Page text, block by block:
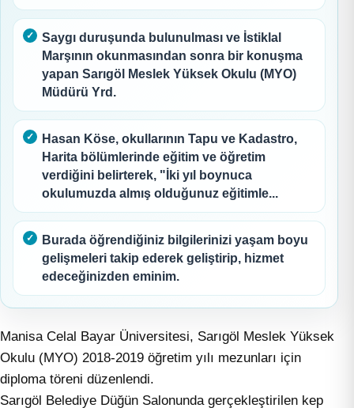
Saygı duruşunda bulunulması ve İstiklal
Marşının okunmasından sonra bir konuşma
yapan Sarıgöl Meslek Yüksek Okulu (MYO)
Müdürü Yrd.
Hasan Köse, okullarının Tapu ve Kadastro,
Harita bölümlerinde eğitim ve öğretim
verdiğini belirterek, "İki yıl boynuca
okulumuzda almış olduğunuz eğitimle...
Burada öğrendiğiniz bilgilerinizi yaşam boyu
gelişmeleri takip ederek geliştirip, hizmet
edeceğinizden eminim.
Manisa Celal Bayar Üniversitesi, Sarıgöl Meslek Yüksek
Okulu (MYO) 2018-2019 öğretim yılı mezunları için
diploma töreni düzenlendi.
Sarıgöl Belediye Düğün Salonunda gerçekleştirilen kep